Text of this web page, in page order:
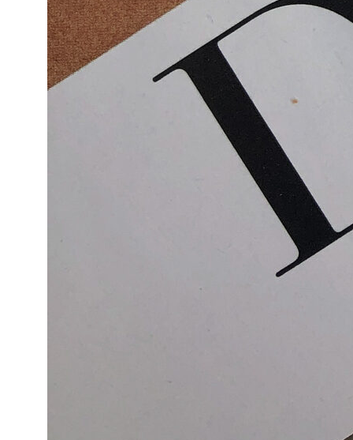
2026 ЛАБОРАТОРИЯ свечей
Публичная оферта
Политика обработки
персональных данных
Согласие на получение
рекламной рассылки
Согласие н бработку
персональных данных